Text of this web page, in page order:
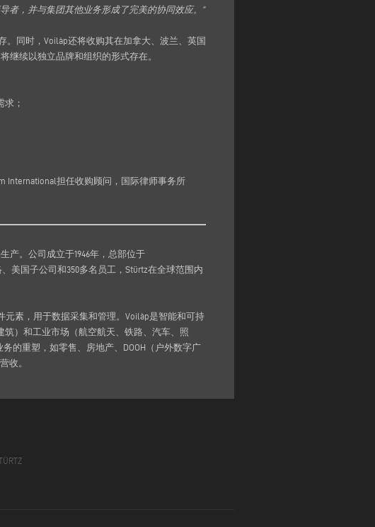
者，并与集团其他业务形成了完美的协同效应。”
同时，Voilàp还将收购其在加拿大、波兰、英国
继续以独立品牌和组织的形式存在。
；
International担任收购顾问，国际律师事务所
产。公司成立于1946年，总部位于
美国子公司和350多名员工，Stürtz在全球范围内
素，用于数据采集和管理。Voilàp是智能和可持
）和工业市场（航空航天、铁路、汽车、照
的重塑，如零售、房地产、DOOH（户外数字广
收。